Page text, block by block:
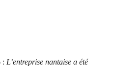
: L’entreprise nantaise a été